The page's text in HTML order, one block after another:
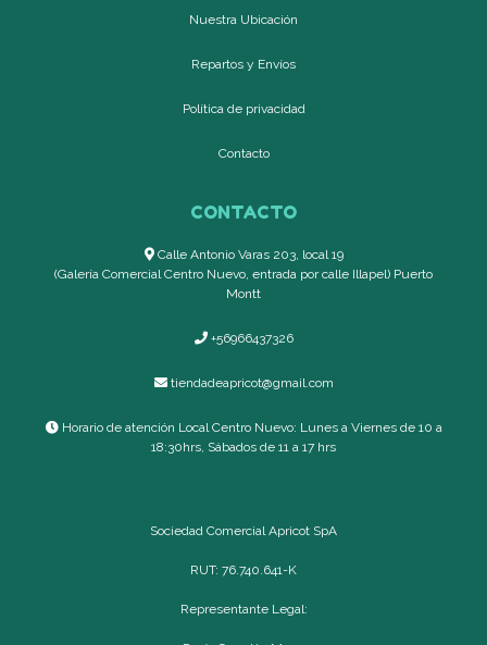
Nuestra Ubicación
Repartos y Envíos
Política de privacidad
Contacto
CONTACTO
Calle Antonio Varas 203, local 19
(Galería Comercial Centro Nuevo, entrada por calle Illapel) Puerto
Montt
+56966437326
tiendadeapricot@gmail.com
Horario de atención Local Centro Nuevo: Lunes a Viernes de 10 a
18:30hrs, Sábados de 11 a 17 hrs
Sociedad Comercial Apricot SpA
RUT: 76.740.641-K
Representante Legal: